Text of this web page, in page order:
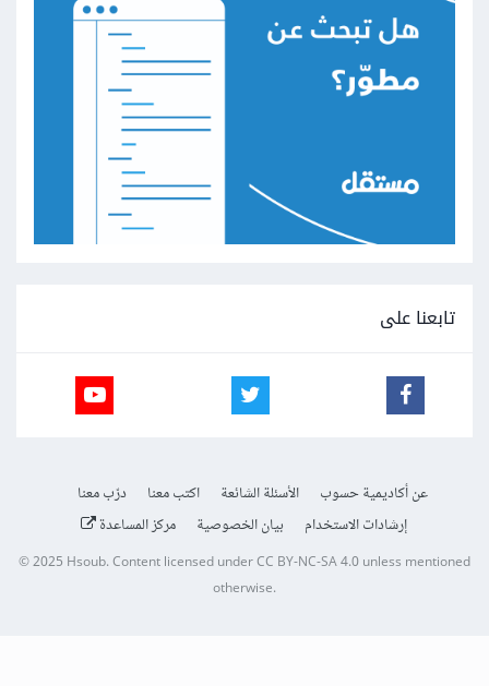
تابعنا على
عن أكاديمية حسوب الأسئلة الشائعة اكتب معنا
درّب معنا
إرشادات الاستخدام
بيان الخصوصية مركز المساعدة
© 2025 Hsoub.Content licensed underCC BY-NC-SA 4.0unless mentioned
otherwise.